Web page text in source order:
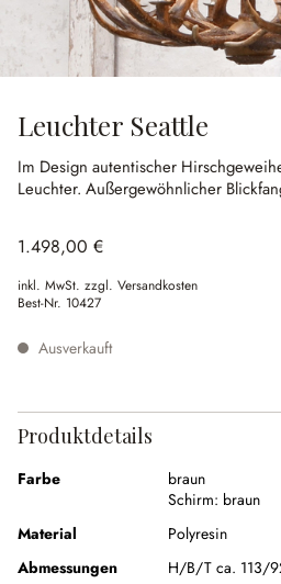
Leuchter Seattle
Im Design autentischer
Leuchter. Außergewöhnlicher
1.498,00 €
inkl. MwSt. zzgl. Versandkosten
Best-Nr. 10427
Ausverkauft
Produktdetails
Farbe
braun
Schirm: braun
Material
Polyresin
Abmessungen
H/B/T ca. 113/